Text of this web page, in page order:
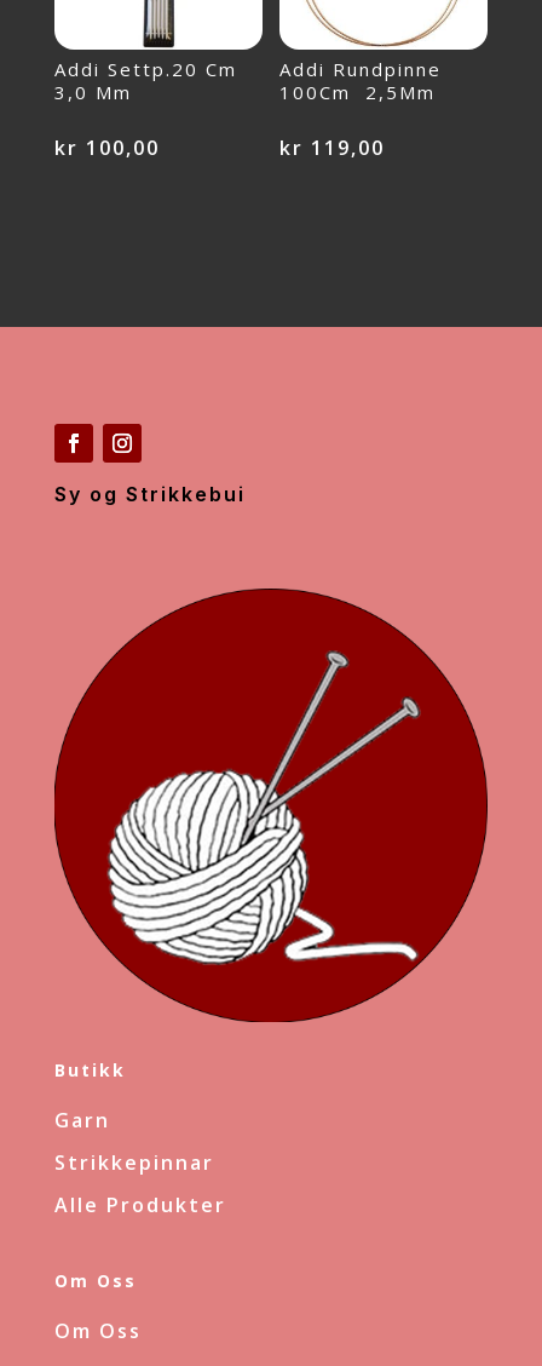
Addi Settp.20 Cm
3,0 Mm
kr 100,00
Addi Rundpinne
100Cm 2,5Mm
kr 119,00
Sy og Strikkebui
Butikk
Garn
Strikkepinnar
Alle Produkter
Om Oss
Om Oss